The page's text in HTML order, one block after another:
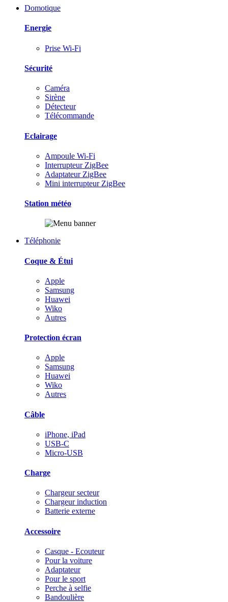
Domotique
Energie
Prise Wi-Fi
Sécurité
Caméra
Sirène
Détecteur
Télécommande
Eclairage
Ampoule Wi-Fi
Interrupteur ZigBee
Adaptateur ZigBee
Mini interrupteur ZigBee
Station météo
Téléphonie
Coque & Étui
Apple
Samsung
Huawei
Wiko
Autres
Protection écran
Apple
Samsung
Huawei
Wiko
Autres
Câble
iPhone, iPad
USB-C
Micro-USB
Charge
Chargeur secteur
Chargeur induction
Batterie externe
Accessoire
Casque - Ecouteur
Pour la voiture
Adaptateur
Pour le sport
Perche à selfie
Bandoulière